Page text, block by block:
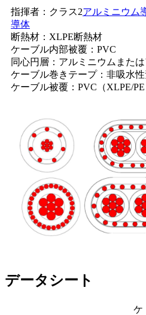
指揮者：クラス2アルミニウム
導体
断熱材：XLPE断熱材
ケーブル内部被覆：PVC
同心円層：アルミニウムまた
ケーブル巻きテープ：非吸水
ケーブル被覆：PVC（XLPE/
データシート
ケ